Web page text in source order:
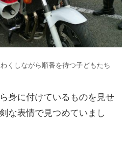
くしながら順番を待つ子どもたち
身に付けているものを見せ
な表情で見つめていまし